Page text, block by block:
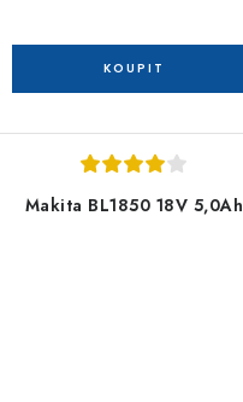
Makita BL1850 18V 5,0Ah